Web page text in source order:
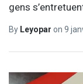
gens
By Leyopar on 9